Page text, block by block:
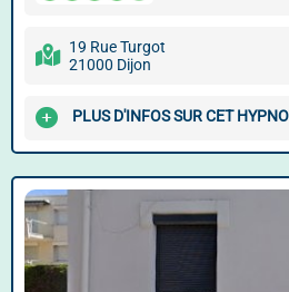
19 Rue Turgot
21000 Dijon
PLUS D'INFOS SUR CET